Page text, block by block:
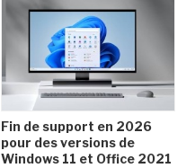
Fin de support en 2026
pour des versions de
Windows 11 et Office 2021